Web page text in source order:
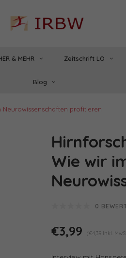
& MEHR Zeitschrift LO
Blog
profitieren
Wie wir
0
€3,99 (€4,39 Inkl.